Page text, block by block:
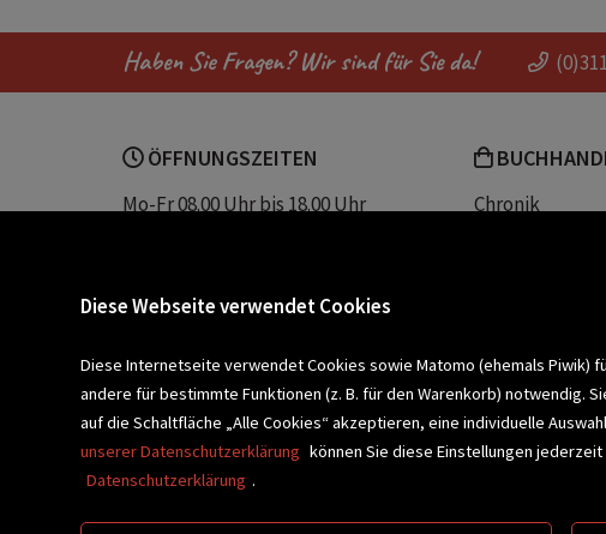
a tempest of tea Hafsah Faizal
Haben Sie Fragen? Wir sind für Sie da!
ÖFFNUNGSZEITEN
Mo-Fr 08.00 Uhr bis 18.00 Uhr
Sparkassenplatz 2
Chronik
BLEIBEN WIR IN KONTAKT! Newsletter
Diese Webseite verwendet Cookies
Diese Internetseite verwendet Cookies sowie Matomo (ehemals Piwik)
andere für bestimmte Funktionen (z. B. für den Warenkorb) notwendig.
auf die Schaltfläche „Alle Cookies“ akzeptieren, eine individuelle
unserer Datenschutzerklärung können Sie diese Einstellungen
Datenschutzerklärung .